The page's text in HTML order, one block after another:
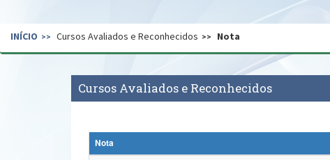
Secretaria de Governo Gabinete de Segurança
INÍCIO Cursos Avaliados e Reconhecidos Nota
Cursos Avaliados e Reconhecidos
Nota